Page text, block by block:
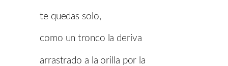
te quedas solo,
como un tronco la deriva
arrastrado a la orilla por la